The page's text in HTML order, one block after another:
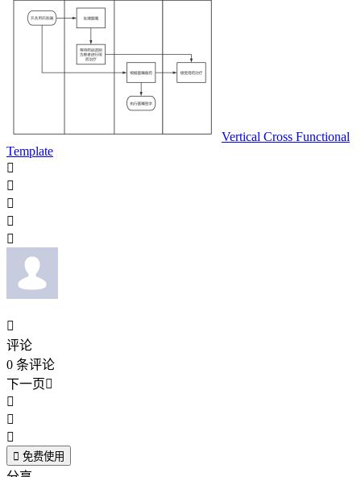
Vertical Cross Functional
Template






评论
0 条评论
下一页



 免费使用